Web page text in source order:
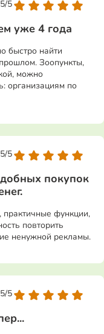
5
уже 4 года
быстро найти
Зоопункты,
можно
организациям по
5
покупок
практичные функции,
повторить
ненужной рекламы.
5